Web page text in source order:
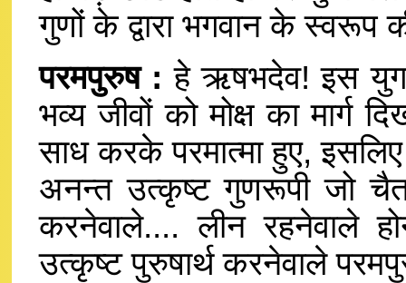
गुणों के द्वारा भगवान के स्वरूप
परमपुरुष : हे ऋषभदेव! इस
भव्य जीवों को मोक्ष का मार्ग
साध करके परमात्मा हुए,
अनन्त उत्कृष्ट गुणरूपी जो
करनेवाले.... लीन रहनेवाले
उत्कृष्ट पुरुषार्थ करनेवाले